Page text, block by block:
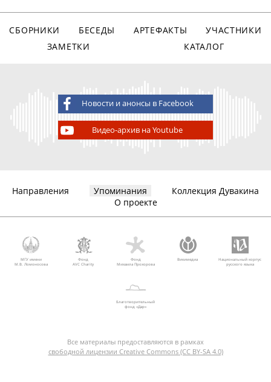
СБОРНИКИ БЕСЕДЫ АРТЕФАКТЫ
УЧАСТНИКИ
ЗАМЕТКИ
КАТАЛОГ
Новости и анонсы в Facebook
Видео-архив на Youtube
Направления Упоминания
Коллекция Дувакина
О проекте
МГУ имени
М.В. Ломоносова
Фонд
AVC Charity
Фонд
Михаила Прохорова
Викимедиа
Национальный корпус
русского языка
Благотворительный
фонд «Дар»
Все материалы предоставляются в рамках
свободной лицензии Creative Commons (CC BY-SA 4.0)